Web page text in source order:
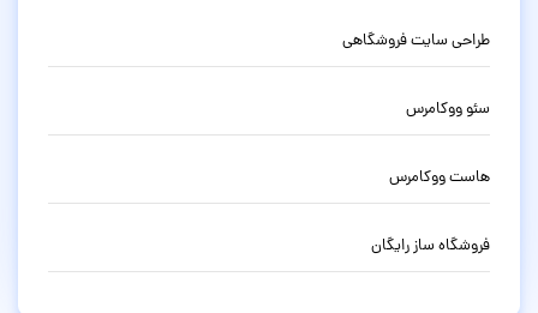
طراحی سایت فروشگاهی
سئو ووکامرس
هاست ووکامرس
فروشگاه ساز رایگان